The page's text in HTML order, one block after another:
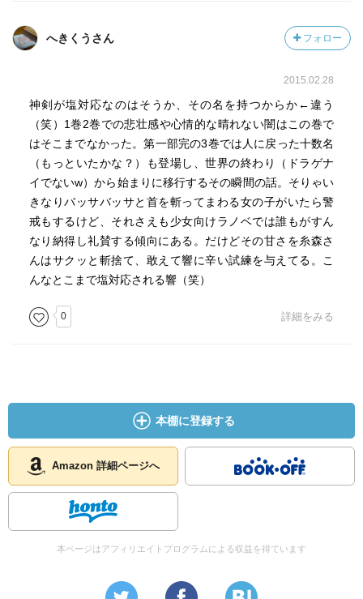
へきくうさん フォロー
2015.02.28
神剣が塩対応なのはそうか、その名を持つからか←違う
（笑）1巻2巻での悲壮感や心情的な晴れない闇はこの巻で
はそこまでなかった。第一部完の3巻では人に戻った十数名
（もっといたかな？）も登場し、世界の終わり（ドラゲナ
イでないw）から始まりに移行するその瞬間の話。そりゃい
きなりバッサバッサと首を斬ってまわる女の子がいたら警
戒もするけど、それさえも少女向けラノベでは誰もがすん
なり納得し礼賛する傾向にある。だけどその甘さを糸森さ
んはサクッと斬捨て、敢えて響に辛い試練を与えてる。こ
んなとこまで塩対応される響（笑）
0 詳細をみる
本棚に登録する
Amazon 詳細ページへ
本ページはアフィリエイトプログラムによる収益を得ています